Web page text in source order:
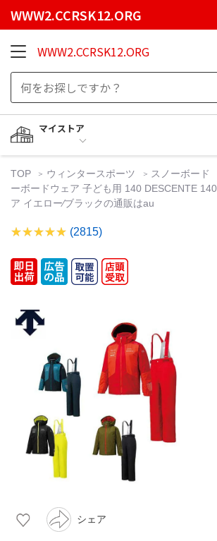
WWW2.CCRSK12.ORG
WWW2.CCRSK12.ORG
マイストア
TOP ウィンタースポーツ スノーボード
ーボードウェア 子ども用 140 DESCENTE
ア イエロー⁄ブラックの通販はau
(2815)
シェア